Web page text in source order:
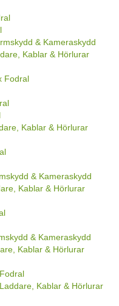
& Kameraskydd
Kablar & Hörlurar
Fodral
Kablar & Hörlurar
& Kameraskydd
Kablar & Hörlurar
& Kameraskydd
Kablar & Hörlurar
Kablar & Hörlurar